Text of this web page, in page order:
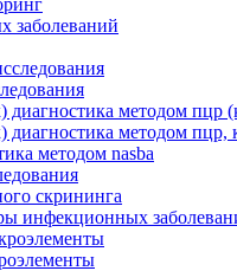
заболеваний
диагностика методом пцр
диагностика методом пцр,
методом nasba
скрининга
инфекционных